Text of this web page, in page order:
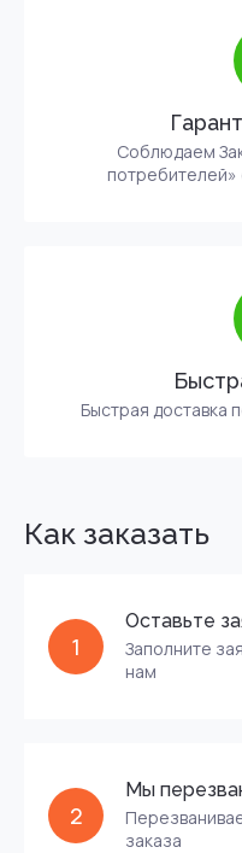
Соблюдаем
Быстрая доставка
Как заказать
1
Оставьте
Заполните
нам
2
Мы
заказа